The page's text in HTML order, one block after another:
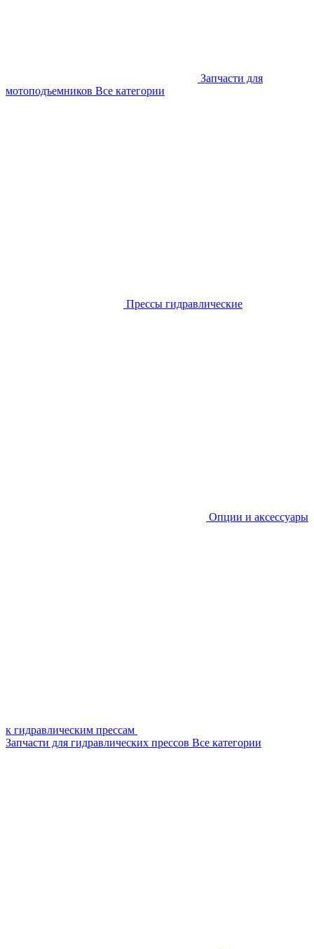
Запчасти для
мотоподъемников Все категории
Прессы гидравлические
Опции и аксессуары
к гидравлическим прессам
Запчасти для гидравлических прессов Все категории